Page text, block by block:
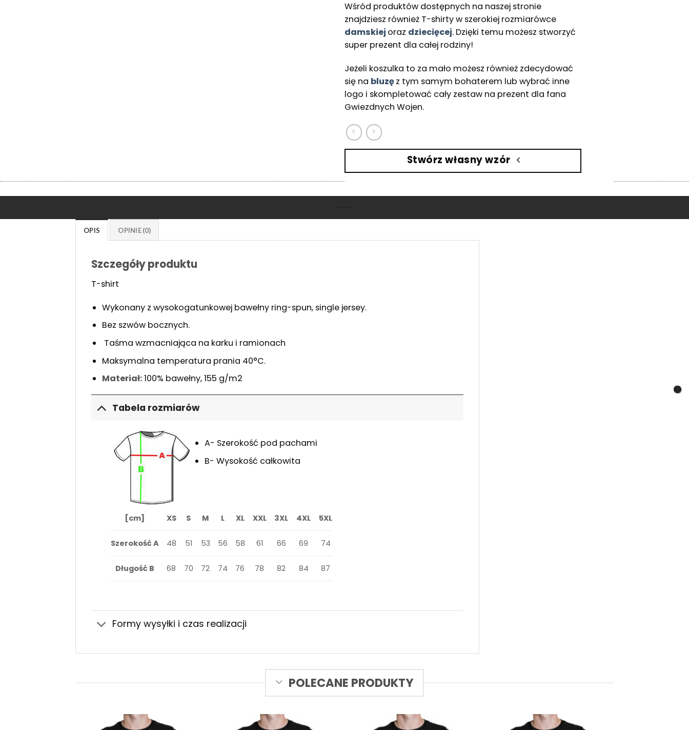
Wśród produktów dostępnych na naszej stronie
znajdziesz również T-shirty w szerokiej rozmiarówce
damskiej oraz dziecięcej. Dzięki temu możesz stworzyć
super prezent dla całej rodziny!
Jeżeli koszulka to za mało możesz również zdecydować
się na bluzęz tym samym bohaterem lub wybrać inne
logo i skompletować cały zestaw na prezent dla fana
Gwiezdnych Wojen.
Stwórz własny wzór
OPIS OPINIE (0)
Szczegóły produktu
T-shirt
Wykonany z wysokogatunkowej bawełny ring-spun, single jersey. ​
Bez szwów bocznych.
Taśma wzmacniająca na karku i ramionach
Maksymalna temperatura prania 40°C.
Materiał:100% bawełny, 155 g/m2
Tabela rozmiarów
A- Szerokość pod pachami
B- Wysokość całkowita
[cm] XS S M L XL XXL 3XL 4XL 5XL
Szerokość A 48 51 53 56 58 61 66 69 74
Długość B 68 70 72 74 76 78 82 84 87
Formy wysyłki i czas realizacji
POLECANE PRODUKTY